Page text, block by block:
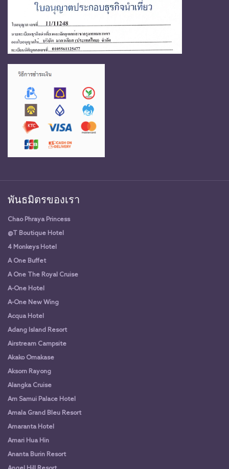
พันธมิตรของเรา
Chao Phraya Princess
@T Boutique Hotel
4 Monkeys Hotel
A One Buffet
A One The Royal Cruise
A-One Hotel
A-One New Wing
Acqua Hotel
Adang Island Resort
Airstream Campsite
Akako Omakase
Aksorn Rayong
Alangka Cruise
Am Samui Palace Hotel
Amala Grand Bleu Resort
Amaranta Hotel
Amari Hua Hin
Ananta Burin Resort